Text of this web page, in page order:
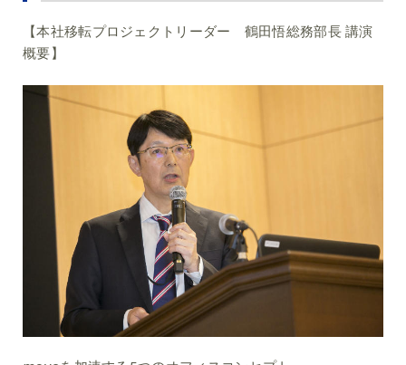
【本社移転プロジェクトリーダー 鶴田悟総務部長 講演
概要】